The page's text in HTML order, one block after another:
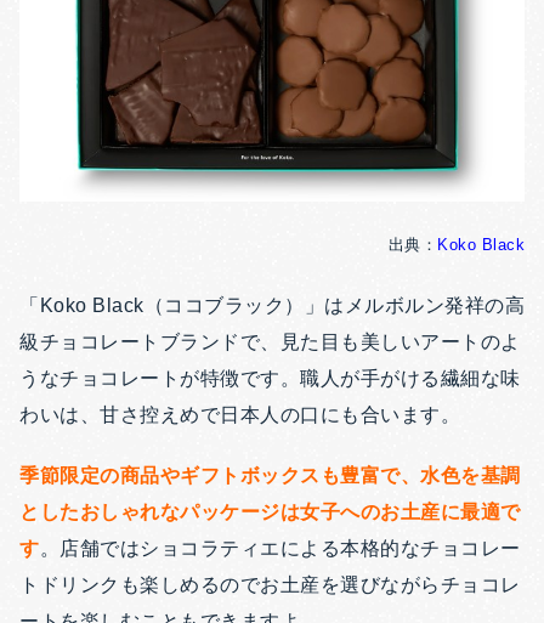
出典： Koko Black
「Koko Black（ココブラック）」はメルボルン発祥の高
級チョコレートブランドで、見た目も美しいアートのよ
うなチョコレートが特徴です。職人が手がける繊細な味
わいは、甘さ控えめで日本人の口にも合います。
季節限定の商品やギフトボックスも豊富で、水色を基調
としたおしゃれなパッケージは女子へのお土産に最適で
す。店舗ではショコラティエによる本格的なチョコレー
トドリンクも楽しめるのでお土産を選びながらチョコレ